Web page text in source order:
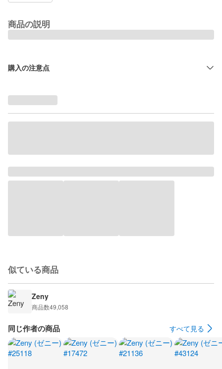
商品の説明
購入の注意点
似ている商品
Zeny
商品数49,058
同じ作者の商品 すべて見る